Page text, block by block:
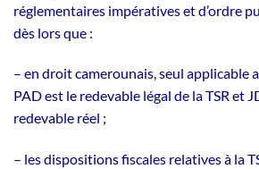
réglementaires impératives et d’ordre
dès lors que :
– en droit camerounais, seul applicable
PAD est le redevable légal de la TSR et
redevable réel ;
– les dispositions fiscales relatives à la